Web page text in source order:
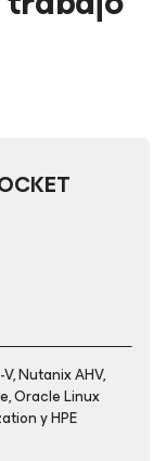
Nutanix AHV,
Oracle Linux
y HPE